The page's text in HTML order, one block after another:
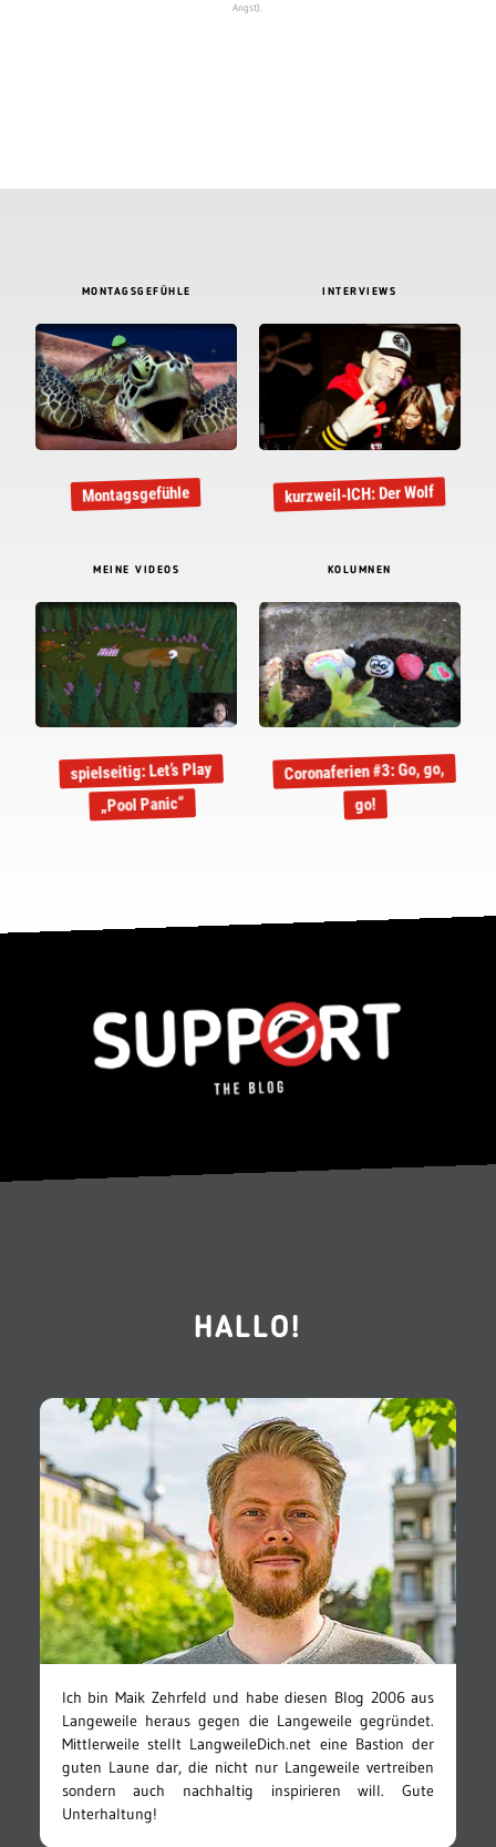
Angst).
MONTAGSGEFÜHLE
Montagsgefühle
INTERVIEWS
kurzweil-ICH: Der Wolf
MEINE VIDEOS
spielseitig: Let’s Play
„Pool Panic“
KOLUMNEN
Coronaferien #3: Go, go,
go!
HALLO!
Ich bin Maik Zehrfeld und habe diesen Blog 2006 aus
Langeweile heraus gegen die Langeweile gegründet.
Mittlerweile stellt LangweileDich.net eine Bastion der
guten Laune dar, die nicht nur Langeweile vertreiben
sondern auch nachhaltig inspirieren will. Gute
Unterhaltung!